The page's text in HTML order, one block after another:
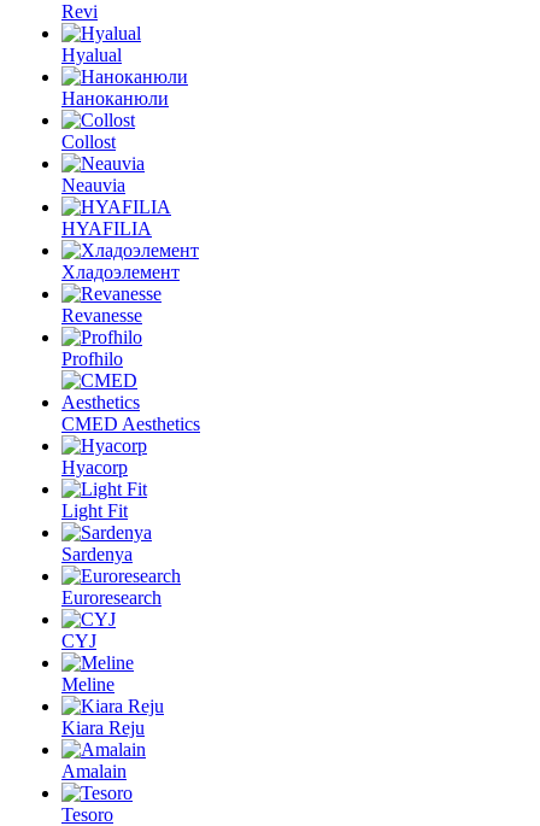
Revi
Hyalual
Наноканюли
Collost
Neauvia
HYAFILIA
Хладоэлемент
Revanesse
Profhilo
CMED Aesthetics
Hyacorp
Light Fit
Sardenya
Euroresearch
CYJ
Meline
Kiara Reju
Amalain
Tesoro